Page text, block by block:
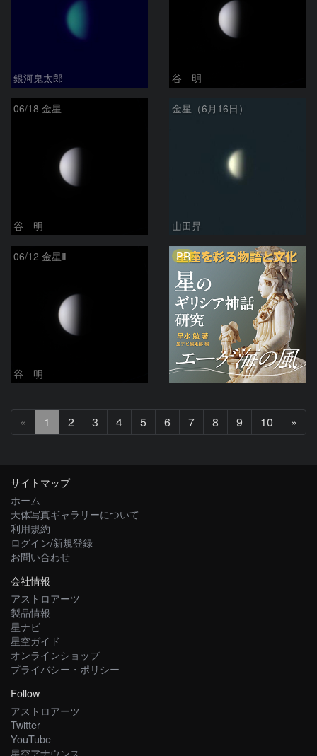
銀河鬼太郎 谷 明
06/18 金星
谷 明
金星（6月16日）
山田昇
06/12 金星Ⅱ
谷 明
PR
« 1 2 3 4 5 6 7 8 9 10 »
へ
サイトマップ
ホーム
天体写真ギャラリーについて
利用規約
ログイン/新規登録
お問い合わせ
会社情報
アストロアーツ
製品情報
星ナビ
星空ガイド
オンラインショップ
プライバシー・ポリシー
Follow
アストロアーツ
Twitter
YouTube
星空アナウンス